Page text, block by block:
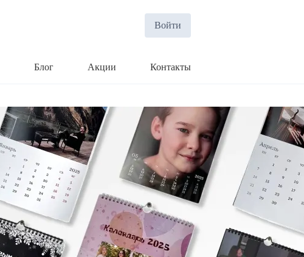
Войти
Блог Акции Контакты